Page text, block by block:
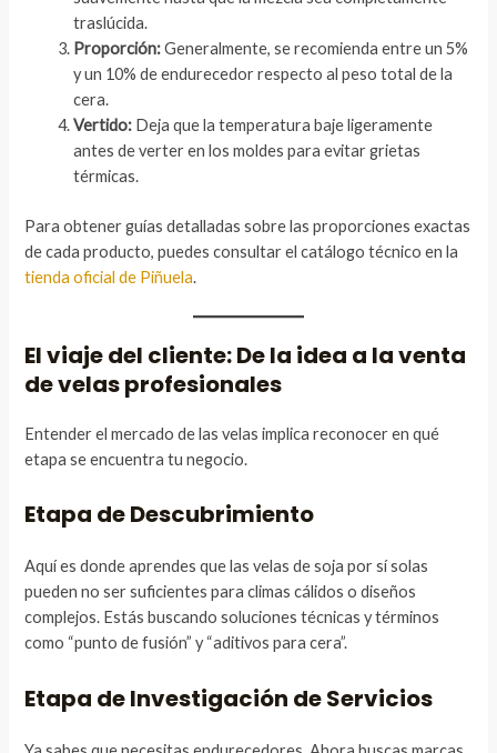
traslúcida.
Proporción:Generalmente, se recomienda entre un 5%
y un 10% de endurecedor respecto al peso total de la
cera.
Vertido: Deja que la temperatura baje ligeramente
antes de verter en los moldes para evitar grietas
térmicas.
Para obtener guías detalladas sobre las proporciones exactas
de cada producto, puedes consultar el catálogo técnico en la
tienda oficial de Piñuela.
El viaje del cliente: De la idea a la venta
de velas profesionales
Entender el mercado de las velas implica reconocer en qué
etapa se encuentra tu negocio.
Etapa de Descubrimiento
Aquí es donde aprendes que las velas de soja por sí solas
pueden no ser suficientes para climas cálidos o diseños
complejos. Estás buscando soluciones técnicas y términos
como “punto de fusión” y “aditivos para cera”.
Etapa de Investigación de Servicios